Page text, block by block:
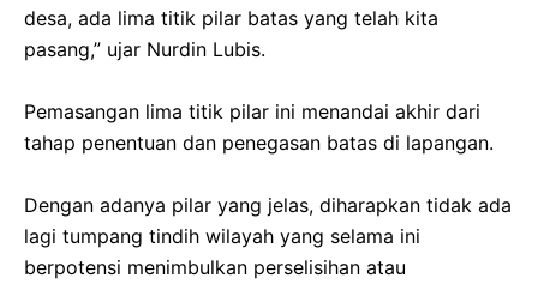
desa, ada lima titik pilar batas yang telah kita
pasang,” ujar Nurdin Lubis.
‎​Pemasangan lima titik pilar ini menandai akhir dari
tahap penentuan dan penegasan batas di lapangan.
‎Dengan adanya pilar yang jelas, diharapkan tidak ada
lagi tumpang tindih wilayah yang selama ini
berpotensi menimbulkan perselisihan atau